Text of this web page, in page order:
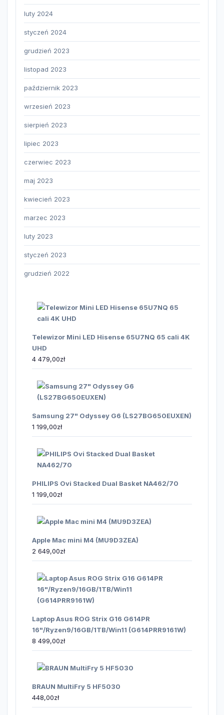
luty 2024
styczeń 2024
grudzień 2023
listopad 2023
październik 2023
wrzesień 2023
sierpień 2023
lipiec 2023
czerwiec 2023
maj 2023
kwiecień 2023
marzec 2023
luty 2023
styczeń 2023
grudzień 2022
Telewizor Mini LED Hisense 65U7NQ 65 cali 4K
UHD
4 479,00zł
Samsung 27" Odyssey G6 (LS27BG650EUXEN)
1 199,00zł
PHILIPS Ovi Stacked Dual Basket NA462/70
1 199,00zł
Apple Mac mini M4 (MU9D3ZEA)
2 649,00zł
Laptop Asus ROG Strix G16 G614PR
16"/Ryzen9/16GB/1TB/Win11 (G614PRR9161W)
8 499,00zł
BRAUN MultiFry 5 HF5030
448,00zł